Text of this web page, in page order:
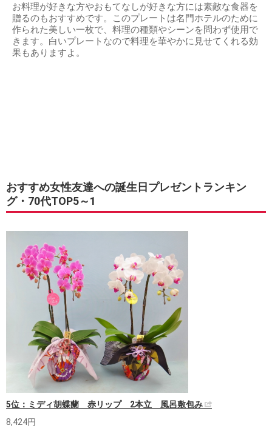
お料理が好きな方やおもてなしが好きな方には素敵な食器を
贈るのもおすすめです。このプレートは名門ホテルのために
作られた美しい一枚で、料理の種類やシーンを問わず使用で
きます。白いプレートなので料理を華やかに見せてくれる効
果もありますよ。
おすすめ女性友達への誕生日プレゼントランキン
グ・70代TOP5～1
5位：ミディ胡蝶蘭 赤リップ 2本立 風呂敷包み
8,424円